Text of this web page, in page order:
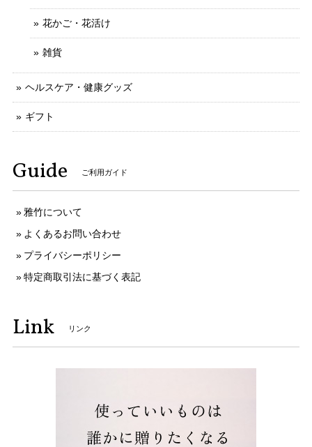
花かご・花活け
雑貨
ヘルスケア・健康グッズ
ギフト
Guide ご利用ガイド
雅竹について
よくあるお問い合わせ
プライバシーポリシー
特定商取引法に基づく表記
Link リンク